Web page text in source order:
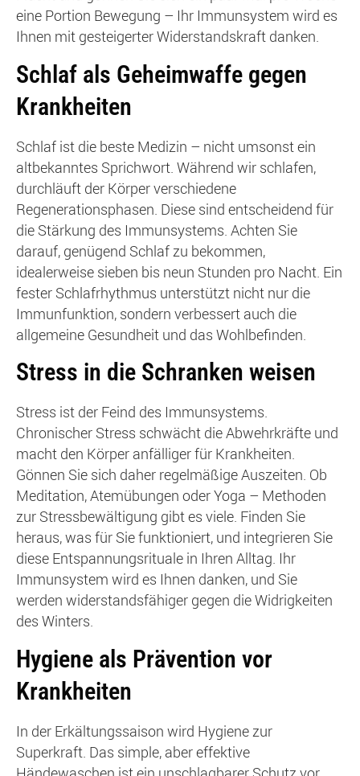
eine Portion Bewegung – Ihr Immunsystem wird es
Ihnen mit gesteigerter Widerstandskraft danken.
Schlaf als Geheimwaffe gegen
Krankheiten
Schlaf ist die beste Medizin – nicht umsonst ein
altbekanntes Sprichwort. Während wir schlafen,
durchläuft der Körper verschiedene
Regenerationsphasen. Diese sind entscheidend für
die Stärkung des Immunsystems. Achten Sie
darauf, genügend Schlaf zu bekommen,
idealerweise sieben bis neun Stunden pro Nacht. Ein
fester Schlafrhythmus unterstützt nicht nur die
Immunfunktion, sondern verbessert auch die
allgemeine Gesundheit und das Wohlbefinden.
Stress in die Schranken weisen
Stress ist der Feind des Immunsystems.
Chronischer Stress schwächt die Abwehrkräfte und
macht den Körper anfälliger für Krankheiten.
Gönnen Sie sich daher regelmäßige Auszeiten. Ob
Meditation, Atemübungen oder Yoga – Methoden
zur Stressbewältigung gibt es viele. Finden Sie
heraus, was für Sie funktioniert, und integrieren Sie
diese Entspannungsrituale in Ihren Alltag. Ihr
Immunsystem wird es Ihnen danken, und Sie
werden widerstandsfähiger gegen die Widrigkeiten
des Winters.
Hygiene als Prävention vor
Krankheiten
In der Erkältungssaison wird Hygiene zur
Superkraft. Das simple, aber effektive